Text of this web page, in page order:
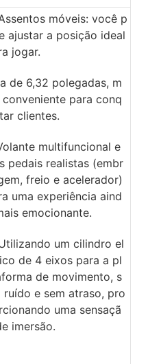
móveis: você p
ajustar a posição ideal
jogar.
de 6,32 polegadas, m
conveniente para conq
clientes.
multifuncional e
pedais realistas (embr
freio e acelerador)
uma experiência aind
emocionante.
um cilindro el
de 4 eixos para a pl
de movimento, s
ruído e sem atraso, pro
uma sensaçã
imersão.